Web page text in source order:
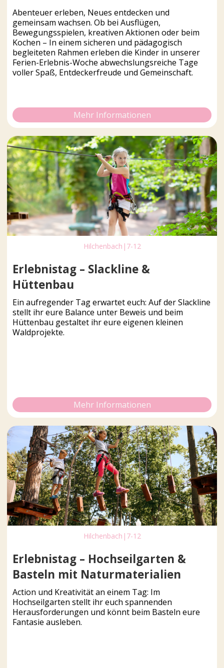
Abenteuer erleben, Neues entdecken und
gemeinsam wachsen. Ob bei Ausflügen,
Bewegungsspielen, kreativen Aktionen oder beim
Kochen – In einem sicheren und pädagogisch
begleiteten Rahmen erleben die Kinder in unserer
Ferien-Erlebnis-Woche abwechslungsreiche Tage
voller Spaß, Entdeckerfreude und Gemeinschaft.
Mehr Informationen
Hilchenbach | 7-12
Erlebnistag – Slackline &
Hüttenbau
Ein aufregender Tag erwartet euch: Auf der Slackline
stellt ihr eure Balance unter Beweis und beim
Hüttenbau gestaltet ihr eure eigenen kleinen
Waldprojekte.
Mehr Informationen
Hilchenbach | 7-12
Erlebnistag – Hochseilgarten &
Basteln mit Naturmaterialien
Action und Kreativität an einem Tag: Im
Hochseilgarten stellt ihr euch spannenden
Herausforderungen und könnt beim Basteln eure
Fantasie ausleben.